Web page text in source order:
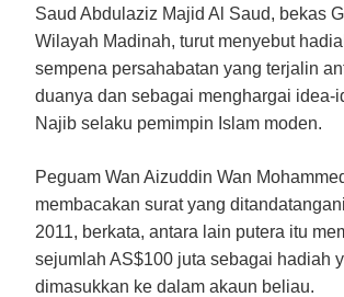
Saud Abdulaziz Majid Al Saud, bekas
Wilayah Madinah, turut menyebut
sempena persahabatan yang terjalin
duanya dan sebagai menghargai idea-
Najib selaku pemimpin Islam moden.
Peguam Wan Aizuddin Wan
membacakan surat yang
2011, berkata, antara lain putera itu
sejumlah AS$100 juta sebagai hadiah
dimasukkan ke dalam akaun beliau.